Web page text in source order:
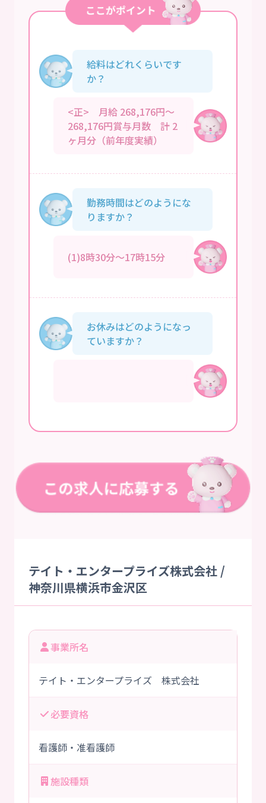
給料はどれくらいです
か？
<正> 月給 268,176円～
268,176円賞与月数 計 2
ヶ月分（前年度実績）
勤務時間はどのようにな
りますか？
(1)8時30分～17時15分
お休みはどのようになっ
ていますか？
テイト・エンタープライズ株式会社 /
神奈川県横浜市金沢区
事業所名
テイト・エンタープライズ 株式会社
必要資格
看護師・准看護師
施設種類